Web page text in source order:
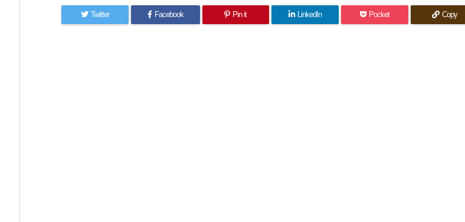
Twitter Facebook Pin it LinkedIn Pocket Copy